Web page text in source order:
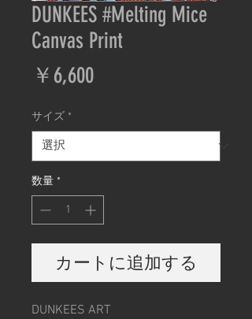
DUNKEES #Melting Mice
Canvas Print
￥6,600価
サイズ *
数量 *
カートに追加する
DUNKEES ART